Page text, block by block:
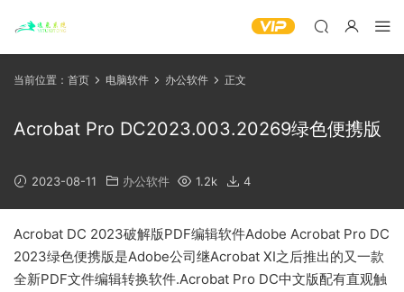
当前位置： 首页 电脑软件 办公软件 正文
Acrobat Pro DC2023.003.20269绿色便携版
2023-08-11 办公软件 1.2k 4
Acrobat DC 2023破解版PDF编辑软件Adobe Acrobat Pro DC
2023绿色便携版是Adobe公司继Acrobat XI之后推出的又一款
全新PDF文件编辑转换软件.Acrobat Pro DC中文版配有直观触